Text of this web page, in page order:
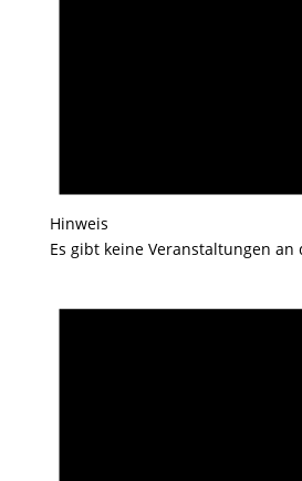
Hinweis
Es gibt keine Veranstaltungen an